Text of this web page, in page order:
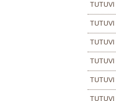
TUTUVI
TUTUVI
TUTUVI